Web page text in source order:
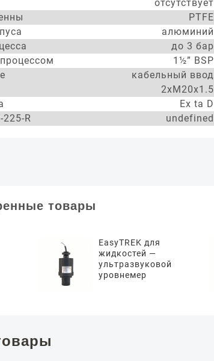
отсутствует
PTFE
алюминий
до 3 бар
1½” BSP
кабельный ввод
2xM20x1.5
Ex ta D
225-R
undefined
товары
EasyTREK для
жидкостей —
ультразвуковой
уровнемер